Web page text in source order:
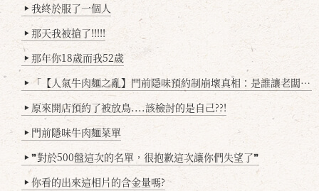
▶ 我終於服了一個人
▶ 那天我被搶了!!!!!
▶ 那年你18歲而我52歲
▶ 「【人氣牛肉麵之亂】門前隱味預約制崩壞真相：是誰讓老闆心灰意冷？」
▶ 原來開店預約了被放鳥....該檢討的是自己??!
▶ 門前隱味牛肉麵菜單
▶ ❞對於500盤這次的名單，很抱歉這次讓你們失望了❞
▶ 你看的出來這相片的含金量嗎?